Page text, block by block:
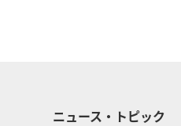
ニュース・トピック